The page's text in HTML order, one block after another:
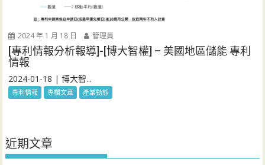
2024 年 1 月 18 日 管理員
[專利情報分析報導]-[博大智權] – 美國地區儲能 專利
情報
2024-01-18 | 博大智...
專利情報 專欄文章 產業動態
近期文章